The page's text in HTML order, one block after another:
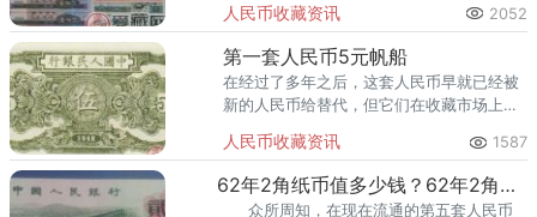
的眼光很好，就不担心自己没有收益。
人民币收藏资讯 2052
第一套人民币5元帆船
在经过了多年之后，这套人民币早就已经被
新的人民币给替代，但它们在收藏市场上却
拥有自己的特色，其中第一套人民币5元帆
船，让很多收藏者爱不释手。
人民币收藏资讯 1587
62年2角纸币值多少钱？62年2角纸币最新市场价格
众所周知，在现在流通的第五套人民币